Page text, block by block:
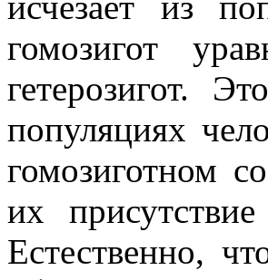
гомозигот
гетерозигот.
популяциях
гомозиготном
их
Естественно,